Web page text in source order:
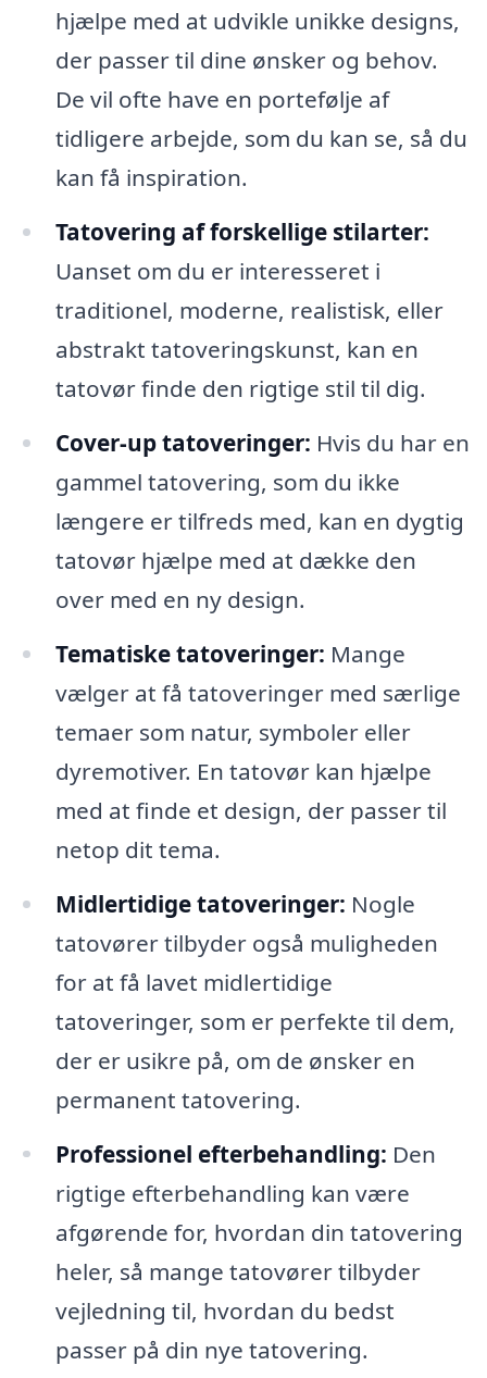
hjælpe med at udvikle unikke designs,
der passer til dine ønsker og behov.
De vil ofte have en portefølje af
tidligere arbejde, som du kan se, så du
kan få inspiration.
Tatovering af forskellige stilarter:
Uanset om du er interesseret i
traditionel, moderne, realistisk, eller
abstrakt tatoveringskunst, kan en
tatovør finde den rigtige stil til dig.
Cover-up tatoveringer: Hvis du har en
gammel tatovering, som du ikke
længere er tilfreds med, kan en dygtig
tatovør hjælpe med at dække den
over med en ny design.
Tematiske tatoveringer: Mange
vælger at få tatoveringer med særlige
temaer som natur, symboler eller
dyremotiver. En tatovør kan hjælpe
med at finde et design, der passer til
netop dit tema.
Midlertidige tatoveringer: Nogle
tatovører tilbyder også muligheden
for at få lavet midlertidige
tatoveringer, som er perfekte til dem,
der er usikre på, om de ønsker en
permanent tatovering.
Professionel efterbehandling: Den
rigtige efterbehandling kan være
afgørende for, hvordan din tatovering
heler, så mange tatovører tilbyder
vejledning til, hvordan du bedst
passer på din nye tatovering.